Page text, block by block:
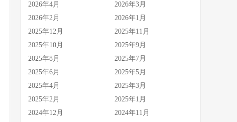
2026年4月
2026年3月
2026年2月
2026年1月
2025年12月
2025年11月
2025年10月
2025年9月
2025年8月
2025年7月
2025年6月
2025年5月
2025年4月
2025年3月
2025年2月
2025年1月
2024年12月
2024年11月